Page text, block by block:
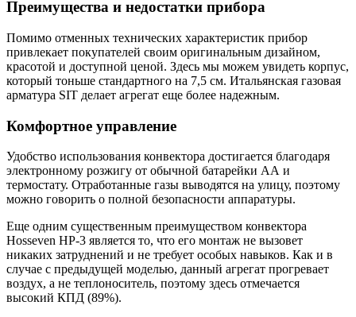
Преимущества и недостатки прибора
Помимо отменных технических характеристик прибор
привлекает покупателей своим оригинальным дизайном,
красотой и доступной ценой. Здесь мы можем увидеть корпус,
который тоньше стандартного на 7,5 см. Итальянская газовая
арматура SIT делает агрегат еще более надежным.
Комфортное управление
Удобство использования конвектора достигается благодаря
электронному розжигу от обычной батарейки АА и
термостату. Отработанные газы выводятся на улицу, поэтому
можно говорить о полной безопасности аппаратуры.
Еще одним существенным преимуществом конвектора
Hosseven HP-3 является то, что его монтаж не вызовет
никаких затруднений и не требует особых навыков. Как и в
случае с предыдущей моделью, данный агрегат прогревает
воздух, а не теплоноситель, поэтому здесь отмечается
высокий КПД (89%).